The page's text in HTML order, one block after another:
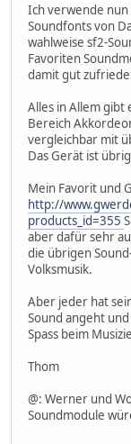
Ich verwende nun
Soundfonts von
wahlweise sf2-
Favoriten
damit gut
Alles in Allem gibt
Bereich
vergleichbar mit
Das Gerät ist
Mein Favorit und
http://
products_id=355
aber dafür sehr
die übrigen
Volksmusik.
Aber jeder hat
Sound angeht
Spass beim
Thom
@: Werner und
Soundmodule